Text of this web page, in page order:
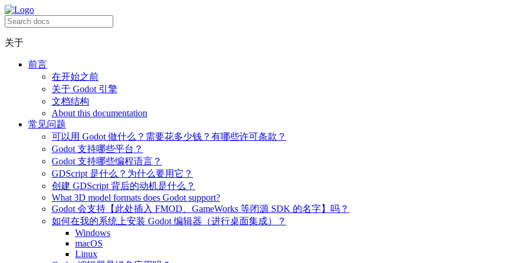
关于
前言
在开始之前
关于 Godot 引擎
文档结构
About this documentation
常见问题
可以用 Godot 做什么？需要花多少钱？有哪些许可条款？
Godot 支持哪些平台？
Godot 支持哪些编程语言？
GDScript 是什么？为什么要用它？
创建 GDScript 背后的动机是什么？
What 3D model formats does Godot support?
Godot 会支持【此处插入 FMOD、GameWorks 等闭源 SDK 的名字】吗？
如何在我的系统上安装 Godot 编辑器（进行桌面集成）？
Windows
macOS
Linux